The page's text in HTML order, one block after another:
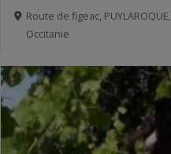
Route de figeac,
Occitanie